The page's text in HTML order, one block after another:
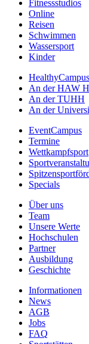
Fitnessstudios
Online
Reisen
Schwimmen
Wassersport
Kinder
HealthyCampus
An der HAW
An der TUHH
An der
EventCampus
Termine
Wettkampfsport
Specials
Über uns
Team
Unsere Werte
Hochschulen
Partner
Ausbildung
Geschichte
Informationen
News
AGB
Jobs
FAQ